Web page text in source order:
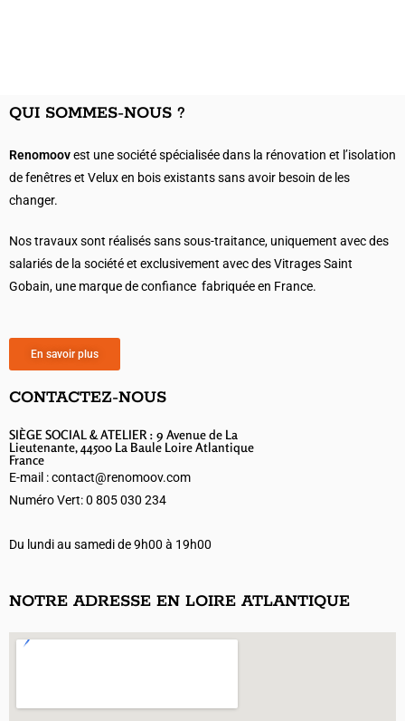
QUI SOMMES-NOUS ?
Renomoovest une société spécialisée dans la rénovation et l’isolation
de fenêtres et Velux en bois existants sans avoir besoin de les
changer.
Nos travaux sont réalisés sans sous-traitance, uniquement avec des
salariés de la société et exclusivement avec des Vitrages Saint
Gobain, une marque de confiance fabriquée en France.
En savoir plus
CONTACTEZ-NOUS
SIÈGE SOCIAL & ATELIER : 9 Avenue de La
Lieutenante, 44500 La Baule Loire Atlantique
France
E-mail : contact@renomoov.com
Numéro Vert: 0 805 030 234
Du lundi au samedi de 9h00 à 19h00
NOTRE ADRESSE EN LOIRE ATLANTIQUE